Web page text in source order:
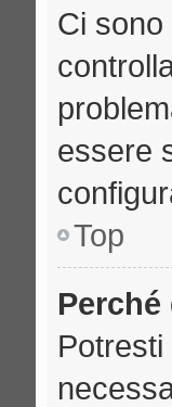
Ci
essere
Top